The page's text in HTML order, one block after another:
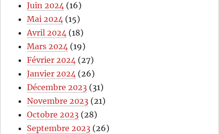
Juin 2024 (16)
Mai 2024 (15)
Avril 2024 (18)
Mars 2024 (19)
Février 2024 (27)
Janvier 2024 (26)
Décembre 2023 (31)
Novembre 2023 (21)
Octobre 2023 (28)
Septembre 2023 (26)